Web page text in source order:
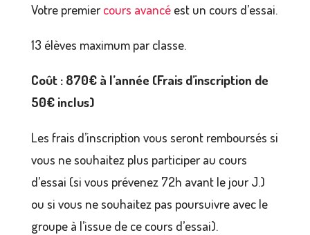
Votre premiercours avancéest un cours d’essai.
13 élèves maximum par classe.
Coût : 870€ à l’année (Frais d’inscription de
50€ inclus)
Les frais d’inscription vous seront remboursés si
vous ne souhaitez plus participer au cours
d’essai (si vous prévenez 72h avant le jour J.)
ou si vous ne souhaitez pas poursuivre avec le
groupe à l’issue de ce cours d’essai).